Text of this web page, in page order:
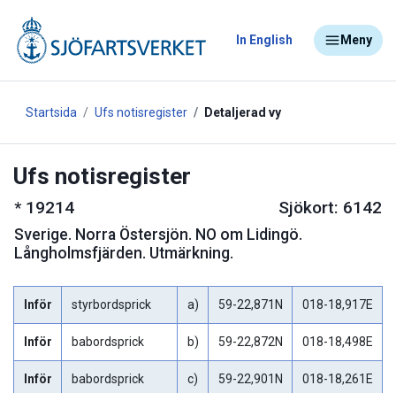
In English Meny
Startsida Ufs notisregister Detaljerad vy
Ufs notisregister
* 19214 Sjökort: 6142
Sverige. Norra Östersjön. NO om Lidingö.
Långholmsfjärden. Utmärkning.
Inför styrbordsprick a) 59-22,871N 018-18,917E
Inför babordsprick b) 59-22,872N 018-18,498E
Inför babordsprick c) 59-22,901N 018-18,261E